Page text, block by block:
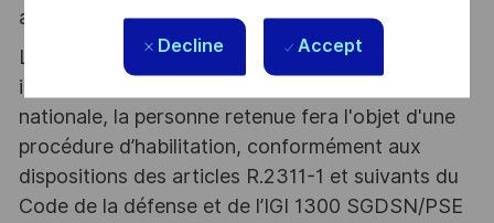
Decline Accept
atout. Postulez et rejoignez nous !
Le poste pouvant nécessiter d'accéder à des
informations relevant du secret de la défense
nationale, la personne retenue fera l'objet d'une
procédure d’habilitation, conformément aux
dispositions des articles R.2311-1 et suivants du
Code de la défense et de l’IGI 1300 SGDSN/PSE